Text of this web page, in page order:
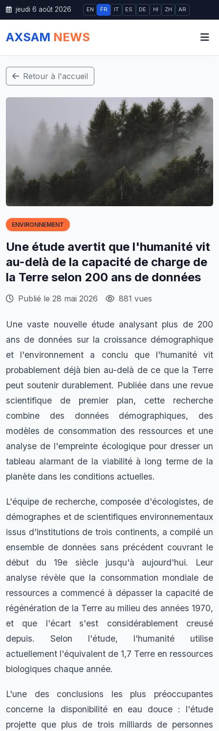
jeudi 6 août 2026 EN FR IT ES DE HI ZH AR
AXSAM NEWS
Retour à l'accueil
ENVIRONNEMENT
Une étude avertit que l'humanité vit
au-delà de la capacité de charge de
la Terre selon 200 ans de données
Publié le 28 mai 2026 881 vues
Une vaste nouvelle étude analysant plus de 200
ans de données sur la croissance démographique
et l'environnement a conclu que l'humanité vit
probablement déjà bien au-delà de ce que la Terre
peut soutenir durablement. Publiée dans une revue
scientifique de premier plan, cette recherche
combine des données démographiques, des
modèles de consommation des ressources et une
analyse de l'empreinte écologique pour dresser un
tableau alarmant de la viabilité à long terme de la
planète dans les conditions actuelles.
L'équipe de recherche, composée d'écologistes, de
démographes et de scientifiques environnementaux
issus d'institutions de trois continents, a compilé un
ensemble de données sans précédent couvrant le
début du 19e siècle jusqu'à aujourd'hui. Leur
analyse révèle que la consommation mondiale de
ressources a commencé à dépasser la capacité de
régénération de la Terre au milieu des années 1970,
et que l'écart s'est considérablement creusé
depuis. Selon l'étude, l'humanité utilise
actuellement l'équivalent de 1,7 Terre en ressources
biologiques chaque année.
L'une des conclusions les plus préoccupantes
concerne la disponibilité en eau douce : l'étude
projette que plus de trois milliards de personnes